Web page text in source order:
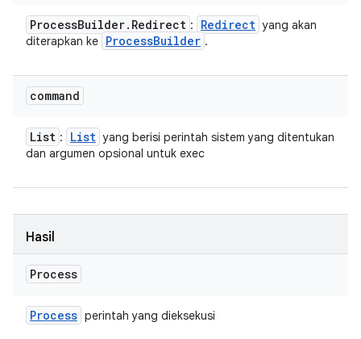
ProcessBuilder. Redirect : Redirect yang akan
diterapkan ke ProcessBuilder .
command
List : List yang berisi perintah sistem yang ditentukan
dan argumen opsional untuk exec
Hasil
Process
Process perintah yang dieksekusi